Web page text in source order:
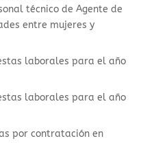
técnico de Agente de
entre mujeres y
laborales para el año
laborales para el año
por contratación en